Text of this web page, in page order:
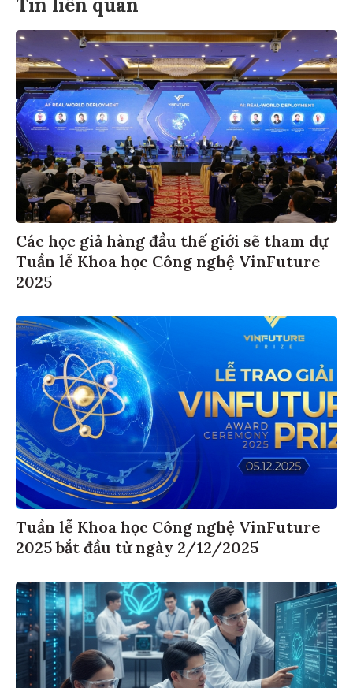
Các học giả hàng đầu thế giới sẽ tham dự
Tuần lễ Khoa học Công nghệ VinFuture
2025
Tuần lễ Khoa học Công nghệ VinFuture
2025 bắt đầu từ ngày 2/12/2025